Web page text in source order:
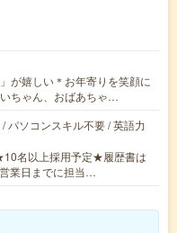
が嬉しい＊お年寄りを笑顔に
ちゃん、おばあちゃ…
パソコンスキル不要 / 英語力
名以上採用予定★履歴書は
業日までに担当…